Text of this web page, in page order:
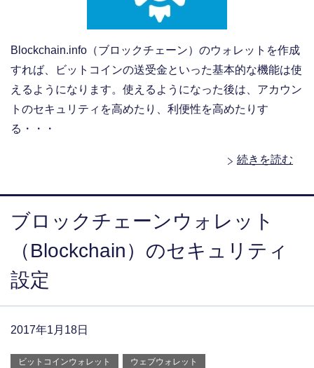
Blockchain.info（ブロックチェーン）のウォレットを作成
すれば、ビットコインの送受金といった基本的な機能は使
えるようになります。使えるようになった後は、アカウン
トのセキュリティを高めたり、利便性を高めたりす
る・・・
続きを読む
ブロックチェーンウォレット
（Blockchain）のセキュリティ
設定
2017年1月18日
ビットコインウォレット ウェブウォレット